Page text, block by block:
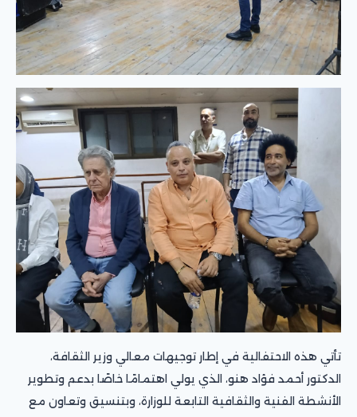
تأتي هذه الاحتفالية في إطار توجيهات معالي وزير الثقافة،
الدكتور أحمد فؤاد هنو، الذي يولي اهتمامًا خاصًا بدعم وتطوير
الأنشطة الفنية والثقافية التابعة للوزارة، وبتنسيق وتعاون مع